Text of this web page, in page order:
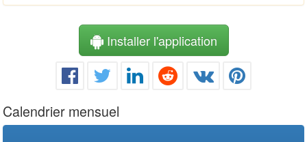
Installer l'application
Calendrier mensuel